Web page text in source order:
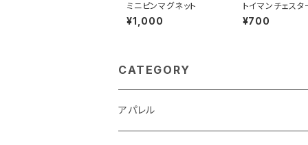
ミニピンマグネット
¥1,000
トイマンチェスタ
ア CARステッ
¥700
CATEGORY
アパレル